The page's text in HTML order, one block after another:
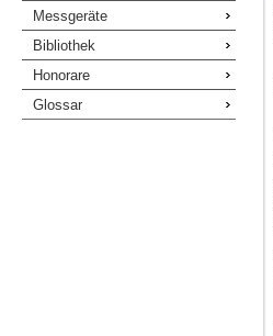
Messgeräte
Bibliothek
Honorare
Glossar